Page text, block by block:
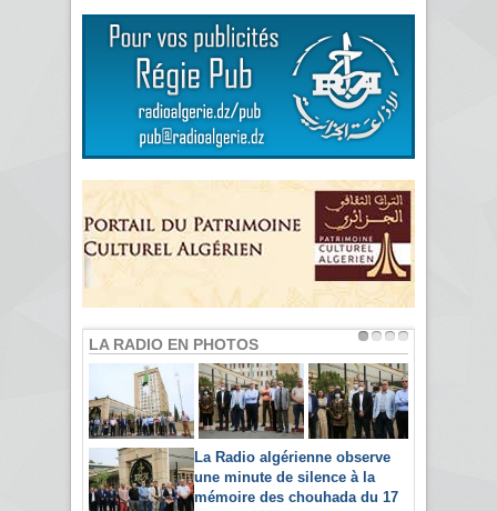
LA RADIO EN PHOTOS
La Radio algérienne observe
une minute de silence à la
mémoire des chouhada du 17